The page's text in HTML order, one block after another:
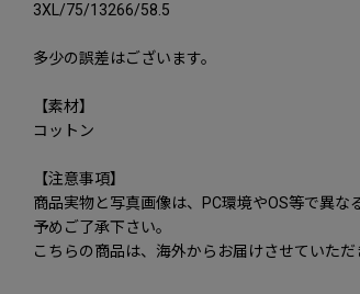
3XL/75/13266/58.5
多少の誤差はございます。
【素材】
コットン
【注意事項】
商品実物と写真画像は、PC環境やOS等で異な
予めご了承下さい。
こちらの商品は、海外からお届けさせていた